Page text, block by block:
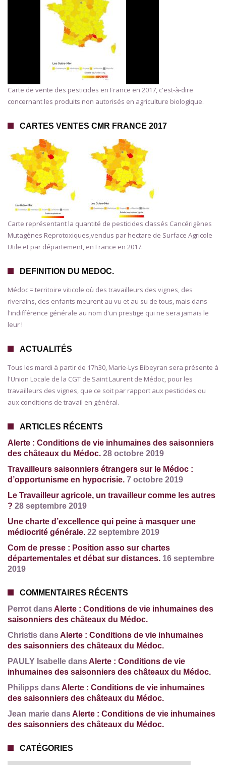
Carte de vente des pesticides en France en 2017, c'est-à-dire
concernant les produits non autorisés en agriculture biologique.
CARTES VENTES CMR FRANCE 2017
Carte représentant la quantité de pesticides classés Cancérigènes
Mutagènes Reprotoxiques,vendus par hectare de Surface Agricole
Utile et par département, en France en 2017.
DEFINITION DU MEDOC.
Médoc = territoire viticole où des travailleurs des vignes, des
riverains, des enfants meurent au vu et au su de tous, mais dans
l'indifférence générale au nom d'un prestige qui ne sera jamais le
leur !
ACTUALITÉS
Tous les mardi à partir de 17h30, Marie-Lys Bibeyran sera présente à
l'Union Locale de la CGT de Saint Laurent de Médoc, pour les
travailleurs des vignes, que ce soit par rapport aux pesticides ou
aux conditions de travail en général.
ARTICLES RÉCENTS
Alerte : Conditions de vie inhumaines des saisonniers
des châteaux du Médoc. 28 octobre 2019
Travailleurs saisonniers étrangers sur le Médoc :
d’opportunisme en hypocrisie. 7 octobre 2019
Le Travailleur agricole, un travailleur comme les autres
? 28 septembre 2019
Une charte d’excellence qui peine à masquer une
médiocrité générale. 22 septembre 2019
Com de presse : Position asso sur chartes
départementales et débat sur distances. 16 septembre
2019
COMMENTAIRES RÉCENTS
Perrot dans Alerte : Conditions de vie inhumaines des
saisonniers des châteaux du Médoc.
Christis dans Alerte : Conditions de vie inhumaines
des saisonniers des châteaux du Médoc.
PAULY Isabelle dans Alerte : Conditions de vie
inhumaines des saisonniers des châteaux du Médoc.
Philipps dans Alerte : Conditions de vie inhumaines
des saisonniers des châteaux du Médoc.
Jean marie dans Alerte : Conditions de vie inhumaines
des saisonniers des châteaux du Médoc.
CATÉGORIES